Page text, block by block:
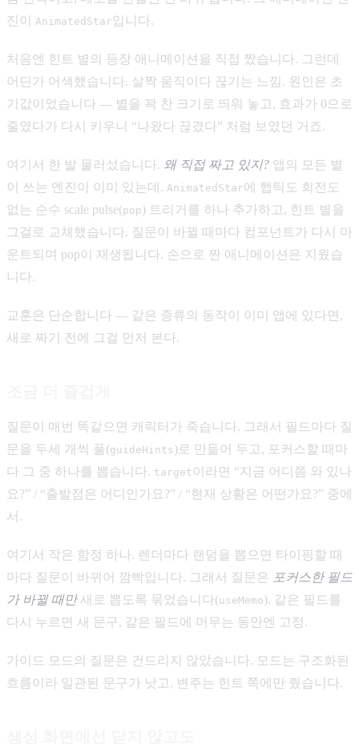
진이 AnimatedStar입니다.
처음엔 힌트 별의 등장 애니메이션을 직접 짰습니다. 그런데
어딘가 어색했습니다. 살짝 움직이다 끊기는 느낌. 원인은 초
기값이었습니다 — 별을 꽉 찬 크기로 띄워 놓고, 효과가 0으로
줄였다가 다시 키우니 “나왔다 끊겼다” 처럼 보였던 거죠.
여기서 한 발 물러섰습니다. 왜 직접 짜고 있지? 앱의 모든 별
이 쓰는 엔진이 이미 있는데. AnimatedStar에 햅틱도 회전도
없는 순수 scale pulse(pop ) 트리거를 하나 추가하고, 힌트 별을
그걸로 교체했습니다. 질문이 바뀔 때마다 컴포넌트가 다시 마
운트되며 pop이 재생됩니다. 손으로 짠 애니메이션은 지웠습
니다.
교훈은 단순합니다 — 같은 종류의 동작이 이미 앱에 있다면,
새로 짜기 전에 그걸 먼저 본다.
질문이 매번 똑같으면 캐릭터가 죽습니다. 그래서 필드마다 질
문을 두세 개씩 풀(guideHints )로 만들어 두고, 포커스할 때마
다 그 중 하나를 뽑습니다. target 이라면 “지금 어디쯤 와 있나
요?” / “출발점은 어디인가요?” / “현재 상황은 어떤가요?” 중에
서.
여기서 작은 함정 하나. 렌더마다 랜덤을 뽑으면 타이핑할 때
마다 질문이 바뀌어 깜빡입니다. 그래서 질문은 포커스한 필드
가 바뀔 때만새로 뽑도록 묶었습니다(useMemo ). 같은 필드를
다시 누르면 새 문구, 같은 필드에 머무는 동안엔 고정.
가이드 모드의 질문은 건드리지 않았습니다. 모드는 구조화된
흐름이라 일관된 문구가 낫고, 변주는 힌트 쪽에만 줬습니다.